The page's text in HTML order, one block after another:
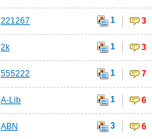
221267 1 3
2k 1 3
555222 1 7
A-Lib 1 6
ABN 3 6